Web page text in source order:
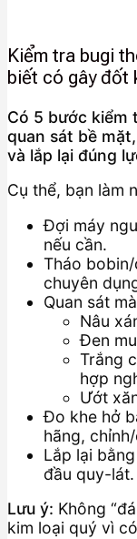
Kiểm tra bugi
biết có gây đốt
Có 5 bước kiểm
quan sát bề
và lắp lại đúng
Cụ thể, bạn làm
Đợi máy
nếu cần.
Tháo
chuyên
Quan sát
Nâu
Đen
Trắng
hợp
Ướt
Đo khe hở
hãng,
Lắp lại
đầu quy-lát.
Lưu ý: Không
kim loại quý vì